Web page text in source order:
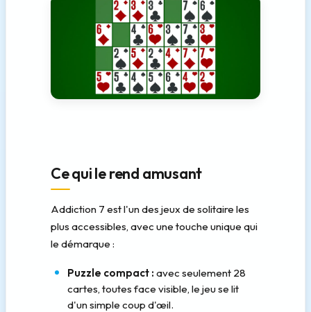
Ce qui le rend amusant
Addiction 7 est l'un des jeux de solitaire les
plus accessibles, avec une touche unique qui
le démarque :
Puzzle compact : avec seulement 28
cartes, toutes face visible, le jeu se lit
d'un simple coup d'œil.